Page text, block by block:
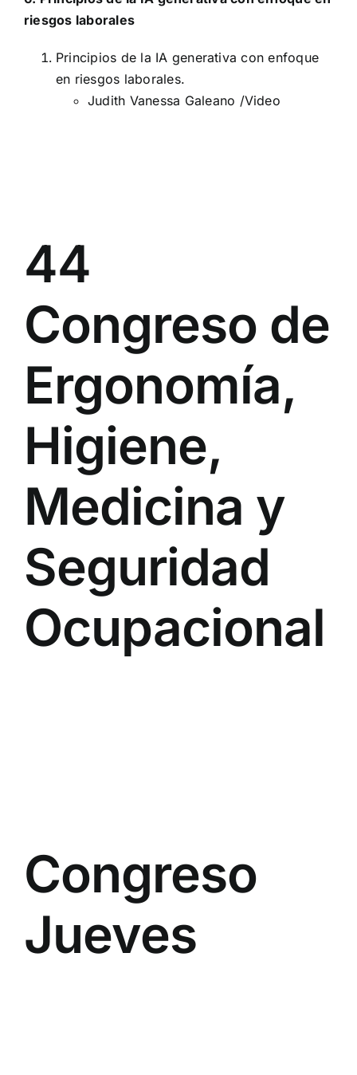
riesgos laborales
Principios de la IA generativa con enfoque
en riesgos laborales.
Judith Vanessa Galeano /Video
44
Congreso de
Ergonomía,
Higiene,
Medicina y
Seguridad
Ocupacional
Congreso
Jueves